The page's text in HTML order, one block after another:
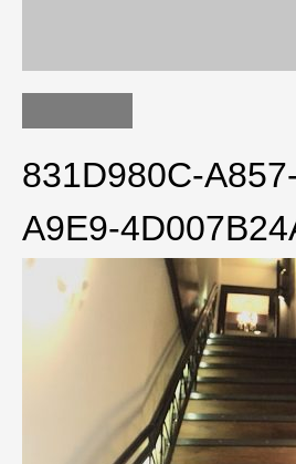
831D980C-
A9E9-